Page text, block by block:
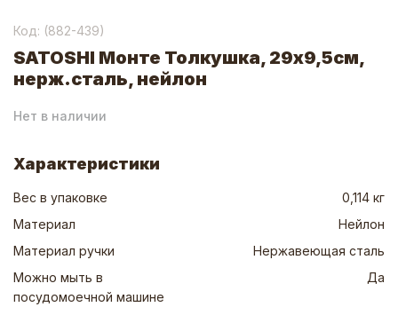
Код: (882-439)
SATOSHI Монте Толкушка, 29х9,5см,
нерж.сталь, нейлон
Нет в наличии
Характеристики
Вес в упаковке
0,114 кг
Материал
Нейлон
Материал ручки
Нержавеющая сталь
Можно мыть в
посудомоечной машине
Да